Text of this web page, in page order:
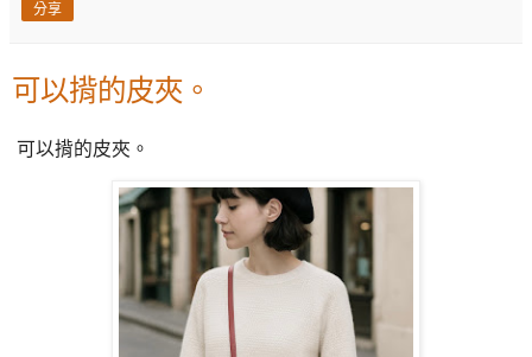
分享
可以揹的皮夾。
可以揹的皮夾。